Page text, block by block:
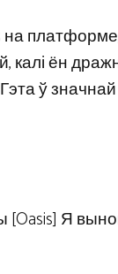
на
ён
ў значнай
[Oasis] Я